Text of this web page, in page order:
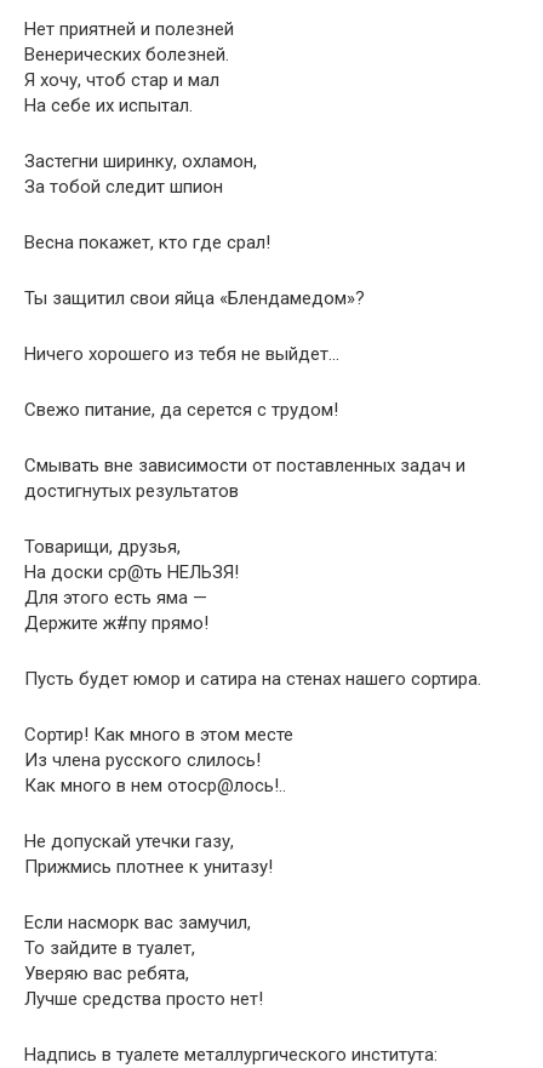
Нет приятней и полезней
Венерических болезней.
Я хочу, чтоб стар и мал
На себе их испытал.
Застегни ширинку, охламон,
За тобой следит шпион
Весна покажет, кто где срал!
Ты защитил свои яйца «Блендамедом»?
Ничего хорошего из тебя не выйдет…
Свежо питание, да серется с трудом!
Смывать вне зависимости от поставленных задач и
достигнутых результатов
Товарищи, друзья,
На доски ср@ть НЕЛЬЗЯ!
Для этого есть яма —
Держите ж#пу прямо!
Пусть будет юмор и сатира на стенах нашего сортира.
Сортир! Как много в этом месте
Из члена русского слилось!
Как много в нем отоср@лось!..
Не допускай утечки газу,
Прижмись плотнее к унитазу!
Если насморк вас замучил,
То зайдите в туалет,
Уверяю вас ребята,
Лучше средства просто нет!
Надпись в туалете металлургического института: